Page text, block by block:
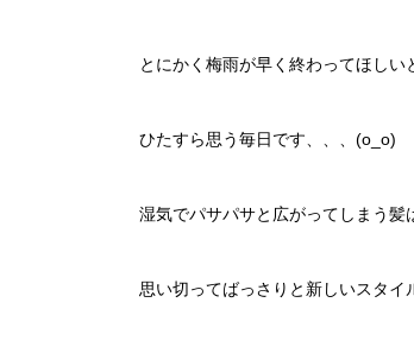
とにかく梅雨が早く終わってほしい
ひたすら思う毎日です、、、(o_o)
湿気でパサパサと広がってしまう髪
思い切ってばっさりと新しいスタイ